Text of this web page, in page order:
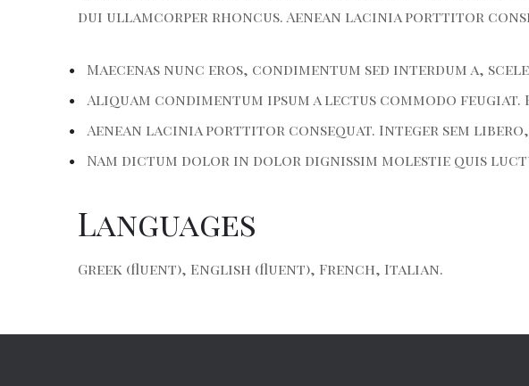
dui ullamcorper rhoncus. Aenean lacinia porttitor
Maecenas nunc eros, condimentum sed interdum a,
Aliquam condimentum ipsum a lectus commodo
Aenean lacinia porttitor consequat. Integer sem libero,
Nam dictum dolor in dolor dignissim molestie quis
Languages
Greek (fluent), English (fluent), French, Italian.